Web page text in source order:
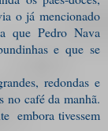
o já mencionado
que Pedro Nava
e que se
redondas e
no café da manhã.
embora tivessem